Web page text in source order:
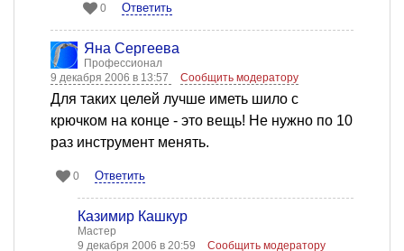
0 Ответить
Яна Сергеева
Профессионал
9 декабря 2006 в 13:57
Сообщить модератору
Для таких целей лучше иметь шило с
крючком на конце - это вещь! Не нужно по 10
раз инструмент менять.
0 Ответить
Казимир Кашкур
Мастер
9 декабря 2006 в 20:59
Сообщить модератору